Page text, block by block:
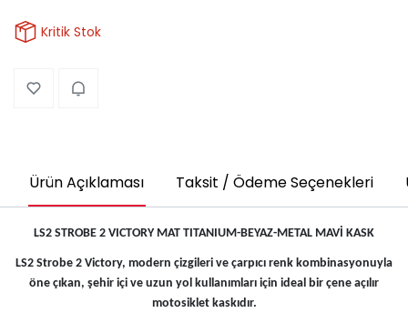
Kritik Stok
Ürün Açıklaması Taksit / Ödeme Seçenekleri
LS2 STROBE 2 VICTORY MAT TITANIUM-BEYAZ-METAL MAVİ KASK
LS2 Strobe 2 Victory, modern çizgileri ve çarpıcı renk kombinasyonuyla
öne çıkan, şehir içi ve uzun yol kullanımları için ideal bir çene açılır
motosiklet kaskıdır.